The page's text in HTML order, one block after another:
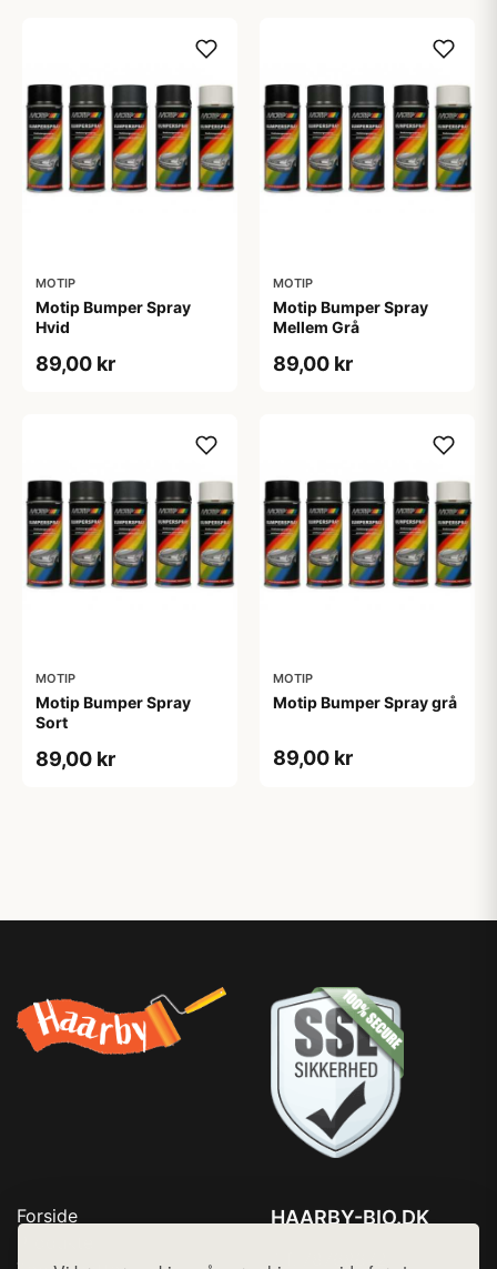
MOTIP
Motip Bumper Spray
Hvid
89,00 kr
MOTIP
Motip Bumper Spray
Mellem Grå
89,00 kr
MOTIP
Motip Bumper Spray
Sort
89,00 kr
MOTIP
Motip Bumper Spray grå
89,00 kr
Forside
HAARBY-BIO.DK